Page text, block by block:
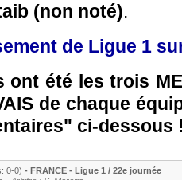
(non noté).
de Ligue 1
ont été les trois
de chaque
ci-dessous
0-0) - FRANCE - Ligue 1 / 22e journée